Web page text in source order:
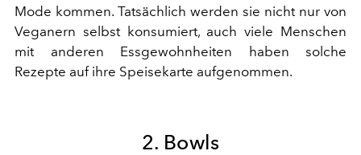
Mode kommen. Tatsächlich werden sie nicht nur von
Veganern selbst konsumiert, auch viele Menschen
mit anderen Essgewohnheiten haben solche
Rezepte auf ihre Speisekarte aufgenommen.
2. Bowls